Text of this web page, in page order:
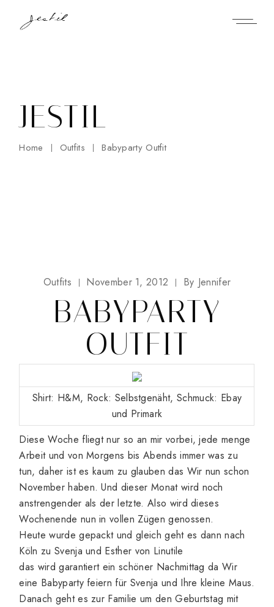
content
JESTIL
Home Outfits Babyparty Outfit
Outfits November 1, 2012 By Jennifer
BABYPARTY
OUTFIT
Shirt: H&M, Rock: Selbstgenäht, Schmuck: Ebay
und Primark
Diese Woche fliegt nur so an mir vorbei, jede menge
Arbeit und von Morgens bis Abends immer was zu
tun, daher ist es kaum zu glauben das Wir nun schon
November haben. Und dieser Monat wird noch
anstrengender als der letzte. Also wird dieses
Wochenende nun in vollen Zügen genossen.
Heute wurde gepackt und gleich geht es dann nach
Köln zu Svenja und Esther von Linutile
das wird garantiert ein schöner Nachmittag da Wir
eine Babyparty feiern für Svenja und Ihre kleine Maus.
Danach geht es zur Familie um den Geburtstag mit